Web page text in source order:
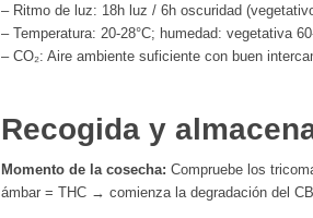
– Ritmo de luz: 18h luz / 6h oscuridad
– Temperatura: 20-28°C; humedad: vegetativa
– CO₂: Aire ambiente suficiente con buen
Recogida y
Momento de la cosecha: Compruebe los
ámbar = THC → comienza la degradación del